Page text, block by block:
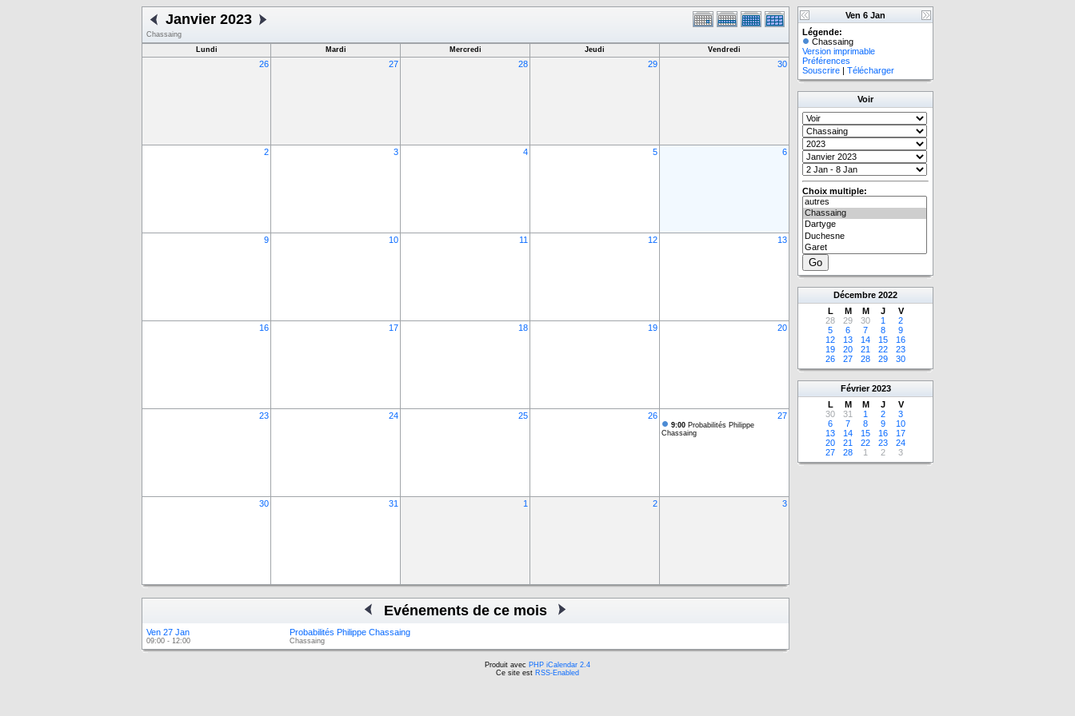
Janvier 2023
Chassaing
Lundi
Mardi Mercredi Jeudi Vendredi
26 27 28 29 30
2 3 4 5 6
9 10 11 12 13
16 17 18 19 20
23 24 25 26 27
9:00 Probabilités Philippe
Chassaing
30 31 1 2 3
Evénements de ce mois
Ven 27 Jan
09:00 - 12:00
Probabilités Philippe Chassaing
Chassaing
Ven 6 Jan
Légende:
Chassaing
Version imprimable
Préférences
Souscrire | Télécharger
Voir
Choix multiple:
Décembre 2022
L
M M J
V
28
29 30 1
2
5
6 7 8
9
12
13 14 15
16
19
20 21 22
23
26
27 28 29 30
Février 2023
L
M M J
V
30
31 1 2
3
6
7 8 9
10
13
14 15 16
17
20
21 22 23
24
27
28 1 2 3
Produit avec PHP iCalendar 2.4
Ce site est RSS-Enabled